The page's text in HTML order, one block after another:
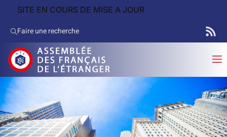
SITE EN COURS DE MISE A JOUR
Faire une recherche